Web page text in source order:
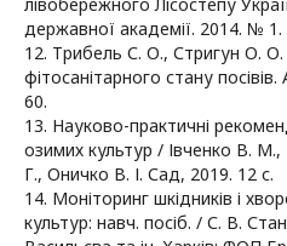
державної академії. 2014. № 1.
12. Трибель С. О., Стригун О.
фітосанітарного стану
60.
13. Науково-практичні
озимих культур / Івченко В.
Г., Оничко В. І. Сад, 2019. 12 с.
14. Моніторинг шкідників і
культур: навч. посіб. / С. В.